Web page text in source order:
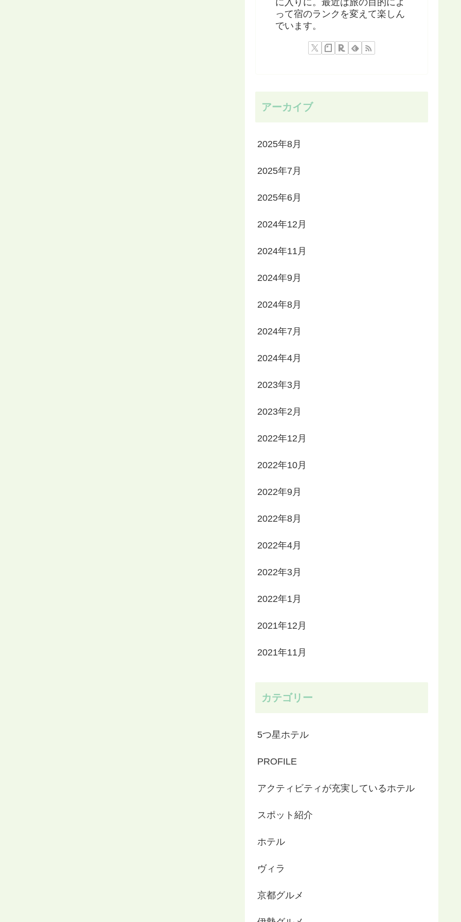
に入りに。最近は旅の目的によ
って宿のランクを変えて楽しん
でいます。
アーカイブ
2025年8月
2025年7月
2025年6月
2024年12月
2024年11月
2024年9月
2024年8月
2024年7月
2024年4月
2023年3月
2023年2月
2022年12月
2022年10月
2022年9月
2022年8月
2022年4月
2022年3月
2022年1月
2021年12月
2021年11月
カテゴリー
5つ星ホテル
PROFILE
アクティビティが充実しているホテル
スポット紹介
ホテル
ヴィラ
京都グルメ